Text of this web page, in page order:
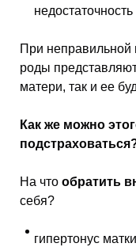
При неправильной
роды
матери, так и ее
Как же можно
На что обратить
себя?
гипертонус